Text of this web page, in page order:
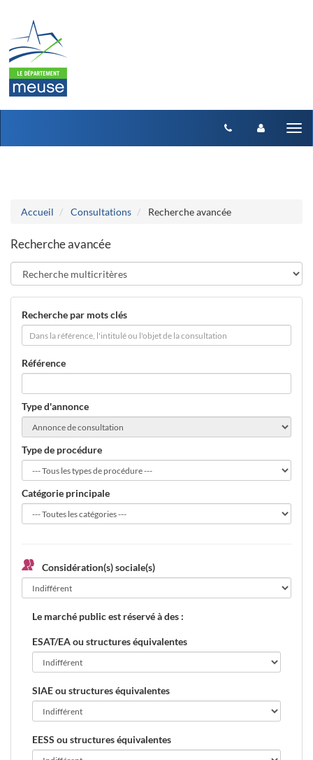
Accueil Consultations Recherche avancée
Recherche avancée
Recherche par mots clés
Référence
Type d'annonce
Type de procédure
Catégorie principale
Considération(s) sociale(s)
Le marché public est réservé à des :
ESAT/EA ou structures équivalentes
SIAE ou structures équivalentes
EESS ou structures équivalentes